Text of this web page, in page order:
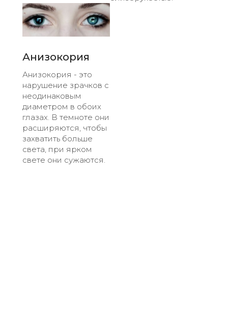
Анизокория
Анизокория - это
нарушение зрачков с
неодинаковым
диаметром в обоих
глазах. В темноте они
расширяются, чтобы
захватить больше
света, при ярком
свете они сужаются.